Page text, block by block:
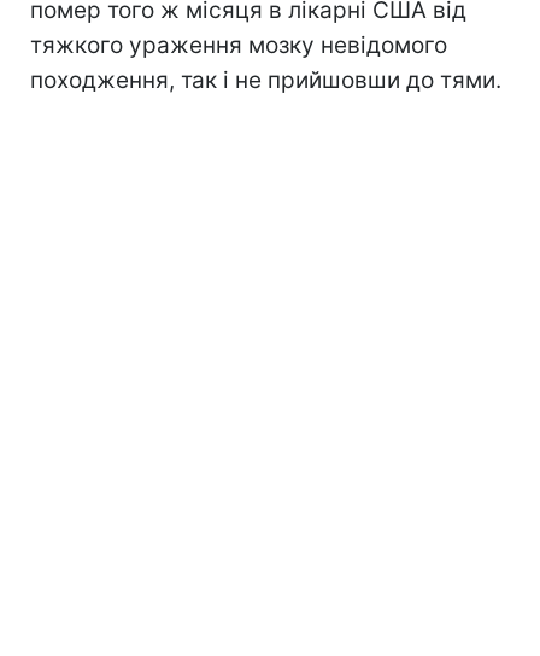
помер того ж місяця в лікарні США від
тяжкого ураження мозку невідомого
походження, так і не прийшовши до тями.